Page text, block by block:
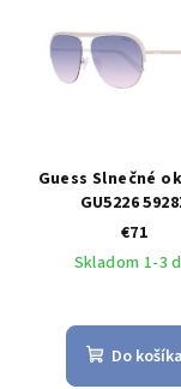
Guess Slnečné
GU5226
€71
Skladom 1-3
Do košíka